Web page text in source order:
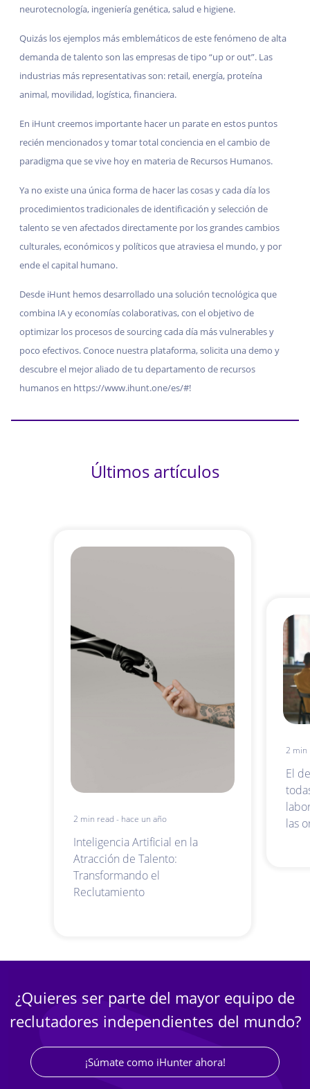
neurotecnología, ingeniería genética, salud e higiene.
Quizás los ejemplos más emblemáticos de este fenómeno de alta
demanda de talento son las empresas de tipo “up or out”. Las
industrias más representativas son: retail, energía, proteína
animal, movilidad, logística, financiera.
En iHunt creemos importante hacer un parate en estos puntos
recién mencionados y tomar total conciencia en el cambio de
paradigma que se vive hoy en materia de Recursos Humanos.
Ya no existe una única forma de hacer las cosas y cada día los
procedimientos tradicionales de identificación y selección de
talento se ven afectados directamente por los grandes cambios
culturales, económicos y políticos que atraviesa el mundo, y por
ende el capital humano.
Desde iHunt hemos desarrollado una solución tecnológica que
combina IA y economías colaborativas, con el objetivo de
optimizar los procesos de sourcing cada día más vulnerables y
poco efectivos. Conoce nuestra plataforma, solicita una demo y
descubre el mejor aliado de tu departamento de recursos
humanos en https://www.ihunt.one/es/#!
Últimos artículos
2 min read - hace un año
Inteligencia Artificial en la
Atracción de Talento:
Transformando el
Reclutamiento
2 min
El
las
¿Quieres ser parte del mayor equipo de
reclutadores independientes del mundo?
¡Súmate como iHunter ahora!